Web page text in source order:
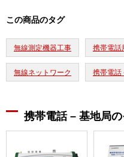
この商品のタグ
無線測定機器工事 携帯電話
無線ネットワーク 携帯電話
携帯電話 – 基地局